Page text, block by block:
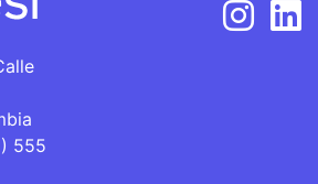
555